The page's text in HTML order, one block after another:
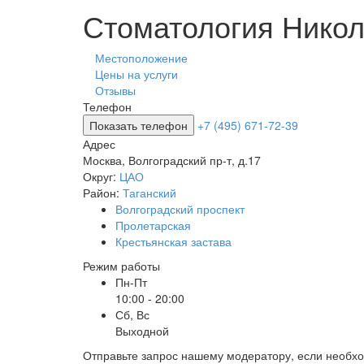
Стоматология
Местоположение
Цены на услуги
Отзывы
Телефон
Показать телефон
+7 (495) 671-72-39
Адрес
Москва, Волгоградский пр-т, д.17
Округ: ЦАО
Район: Таганский
Волгоградский проспект
Пролетарская
Крестьянская застава
Режим работы
Пн-Пт
10:00 - 20:00
Сб, Вс
Выходной
Отправьте запрос нашему модератору, если